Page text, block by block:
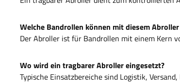
Welche Bandrollen können mit diesem
Der Abroller ist für Bandrollen mit einem Kern
Wo wird ein tragbarer Abroller eingesetzt?
Typische Einsatzbereiche sind Logistik,